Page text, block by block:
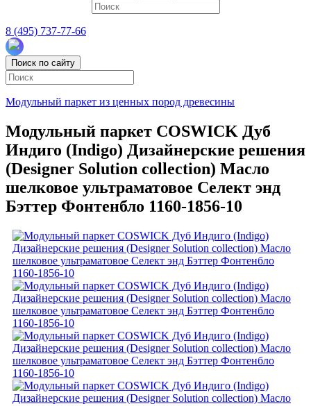
8 (495) 737-77-66
Поиск по сайту
Модульный паркет из ценных пород древесины
Модульный паркет COSWICK Дуб
Индиго (Indigo) Дизайнерские решения
(Designer Solution collection) Масло
шелковое ультраматовое Селект энд
Бэттер Фонтенбло 1160-1856-10